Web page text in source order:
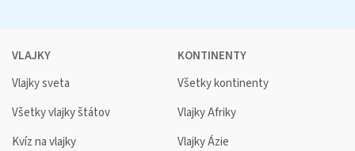
VLAJKY
Vlajky sveta
Všetky vlajky štátov
Kvíz na vlajky
KONTINENTY
Všetky kontinenty
Vlajky Afriky
Vlajky Ázie